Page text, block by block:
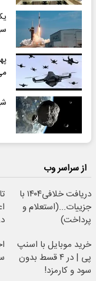
از سراسر وب
دریافت خلافی۱۴۰۴ با
جزییات...(استعلام و
پرداخت)
خرید موبایل با اسنپ
پی | در ۴ قسط بدون
سود و کارمزد!